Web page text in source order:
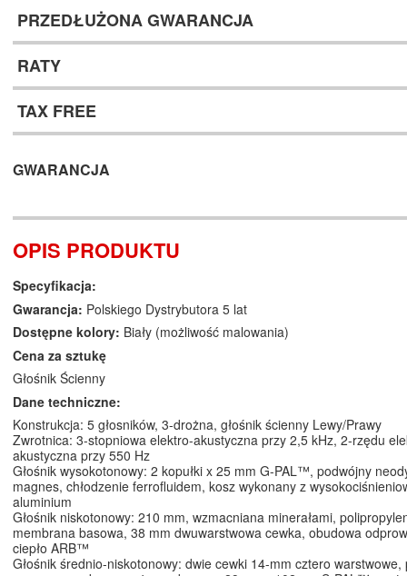
PRZEDŁUŻONA GWARANCJA
RATY
TAX FREE
GWARANCJA
OPIS PRODUKTU
Specyfikacja:
Gwarancja: Polskiego Dystrybutora 5 lat
Dostępne kolory: Biały (możliwość malowania)
Cena za sztukę
Głośnik Ścienny
Dane techniczne:
Konstrukcja: 5 głosników, 3-drożna, głośnik ścienny Lewy/Prawy
Zwrotnica: 3-stopniowa elektro-akustyczna przy 2,5 kHz, 2-rzędu
akustyczna przy 550 Hz
Głośnik wysokotonowy: 2 kopułki x 25 mm G-PAL™, podwójny
magnes, chłodzenie ferrofluidem, kosz wykonany z
aluminium
Głośnik niskotonowy: 210 mm, wzmacniana minerałami,
membrana basowa, 38 mm dwuwarstwowa cewka, obudowa
ciepło ARB™
Głośnik średnio-niskotonowy: dwie cewki 14-mm cztero warstwowe,